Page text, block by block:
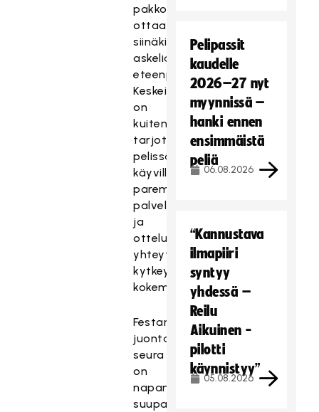
pakko
ottaa
siinäkin
askelia
eteenpäin.
Keskeisempää
on
kuitenkin
tarjota
pelissä
käyville
parempia
palveluita
ja
ottelun
yhteyteen
kytkeytyviä
kokemuksia.
Festareiden
juontajaksi
seura
on
napannut
suupaltin
Pelipassit
kaudelle
2026–27 nyt
myynnissä –
hanki ennen
ensimmäistä
peliä
06.08.2026
“Kannustava
ilmapiiri
syntyy
yhdessä –
Reilu
Aikuinen -
pilotti
käynnistyy”
05.08.2026